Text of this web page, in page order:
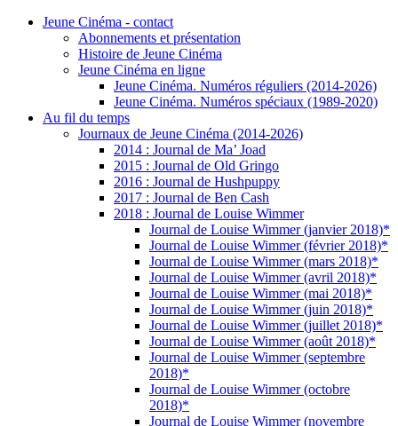
Jeune Cinéma - contact
Abonnements et présentation
Histoire de Jeune Cinéma
Jeune Cinéma en ligne
Jeune Cinéma. Numéros réguliers (2014-2026)
Jeune Cinéma. Numéros spéciaux (1989-2020)
Au fil du temps
Journaux de Jeune Cinéma (2014-2026)
2014 : Journal de Ma’ Joad
2015 : Journal de Old Gringo
2016 : Journal de Hushpuppy
2017 : Journal de Ben Cash
2018 : Journal de Louise Wimmer
Journal de Louise Wimmer (janvier 2018)*
Journal de Louise Wimmer (février 2018)*
Journal de Louise Wimmer (mars 2018)*
Journal de Louise Wimmer (avril 2018)*
Journal de Louise Wimmer (mai 2018)*
Journal de Louise Wimmer (juin 2018)*
Journal de Louise Wimmer (juillet 2018)*
Journal de Louise Wimmer (août 2018)*
Journal de Louise Wimmer (septembre
2018)*
Journal de Louise Wimmer (octobre
2018)*
Journal de Louise Wimmer (novembre